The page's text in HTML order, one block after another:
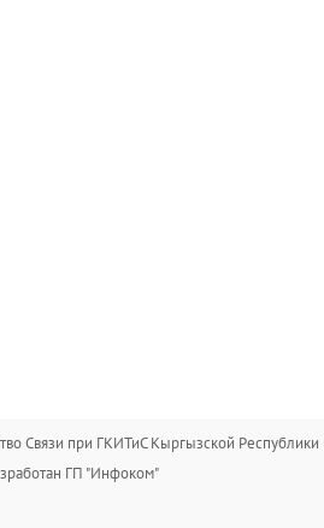
Связи при ГКИТиС Кыргызской Республики
ГП "Инфоком"